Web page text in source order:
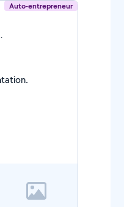
Auto-entrepreneur
lès-Nevers)
ma présentation.